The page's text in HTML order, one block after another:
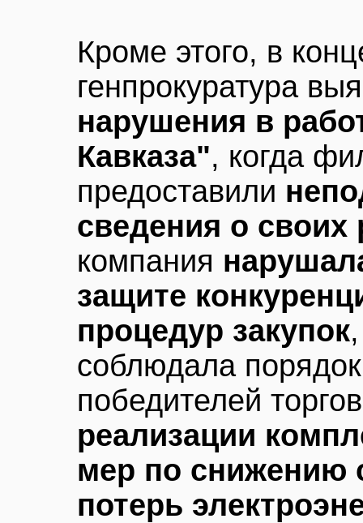
Кроме этого, в
генпрокуратура
нарушения в
Кавказа", когда
предоставили
сведения о своих
компания
защите
процедур закупок
соблюдала
победителей
реализации
мер по снижению
потерь